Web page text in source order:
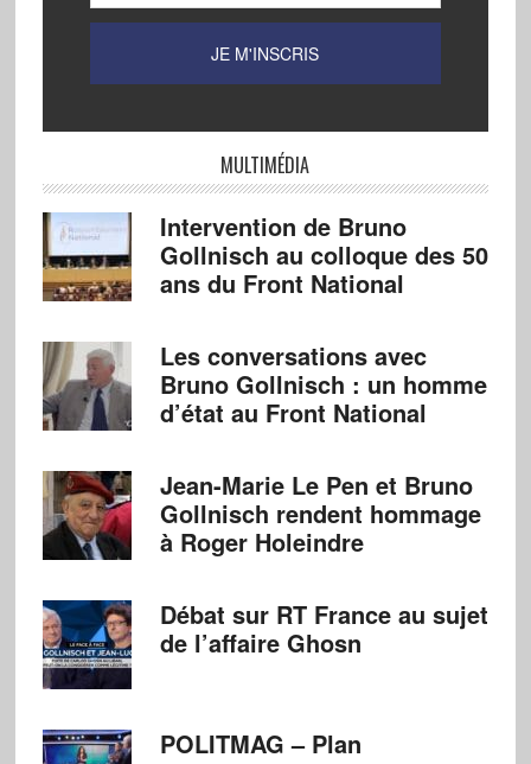
MULTIMÉDIA
Intervention de Bruno
Gollnisch au colloque des 50
ans du Front National
Les conversations avec
Bruno Gollnisch : un homme
d’état au Front National
Jean-Marie Le Pen et Bruno
Gollnisch rendent hommage
à Roger Holeindre
Débat sur RT France au sujet
de l’affaire Ghosn
POLITMAG – Plan